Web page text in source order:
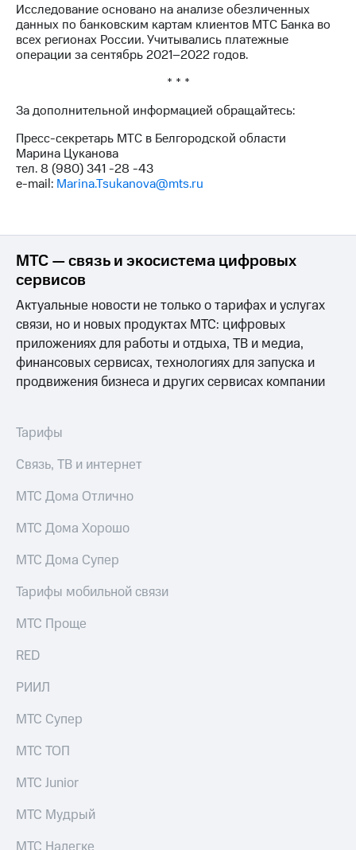
и
аудит
Рынок
акций
Программа
приобретения
выкупа
акций
Дивиденды
Рынок
Описание
Уведомление
о
именных
облигаций
Другое
Регистратор
Реквизиты
этика
Исследование основано на анализе обезличенных
данных по банковским картам клиентов МТС Банка во
всех регионах России. Учитывались платежные
операции за сентябрь2021–2022 годов.
* * *
За дополнительной информацией обращайтесь:
Пресс-секретарь МТС в Белгородской области
Марина Цуканова
тел. 8 (980) 341 -28 -43
e-mail: Marina.Tsukanova@mts.ru
МТС — связь и экосистема цифровых
сервисов
Актуальные новости не только о тарифах и услугах
связи, но и новых продуктах МТС: цифровых
приложениях для работы и отдыха, ТВ и медиа,
финансовых сервисах, технологиях для запуска и
продвижения бизнеса и других сервисах компании
Тарифы
Связь, ТВ и интернет
МТС Дома Отлично
МТС Дома Хорошо
МТС Дома Супер
Тарифы мобильной связи
МТС Проще
RED
РИИЛ
МТС Супер
МТС ТОП
МТС Junior
МТС Мудрый